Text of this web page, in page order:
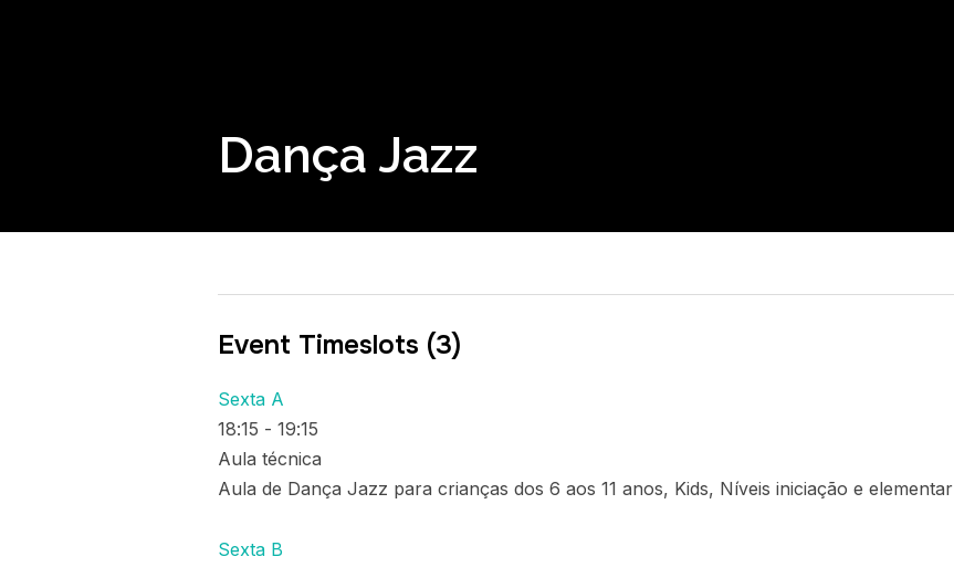
Dança Jazz
Event Timeslots (3)
Sexta A
18:15 - 19:15
Aula técnica
Aula de Dança Jazz para crianças dos 6 aos 11 anos, Kids, Níveis iniciação e elementar
Sexta B